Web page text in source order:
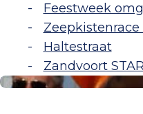
Feestweek
Haltestraat
Zandvoort
Beeldbank